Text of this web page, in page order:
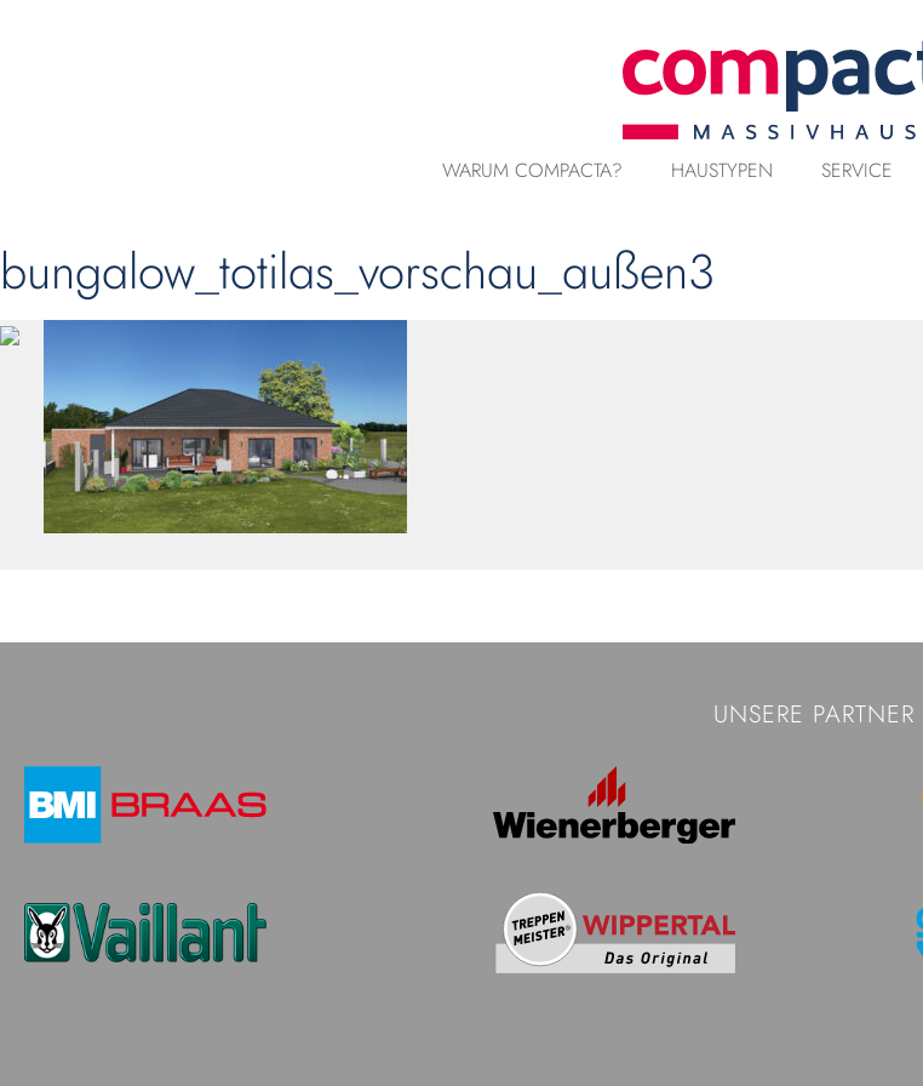
WARUM COMPACTA? HAUSTYPEN SERVICE
bungalow_totilas_vorschau_außen3
UNSERE PARTNER